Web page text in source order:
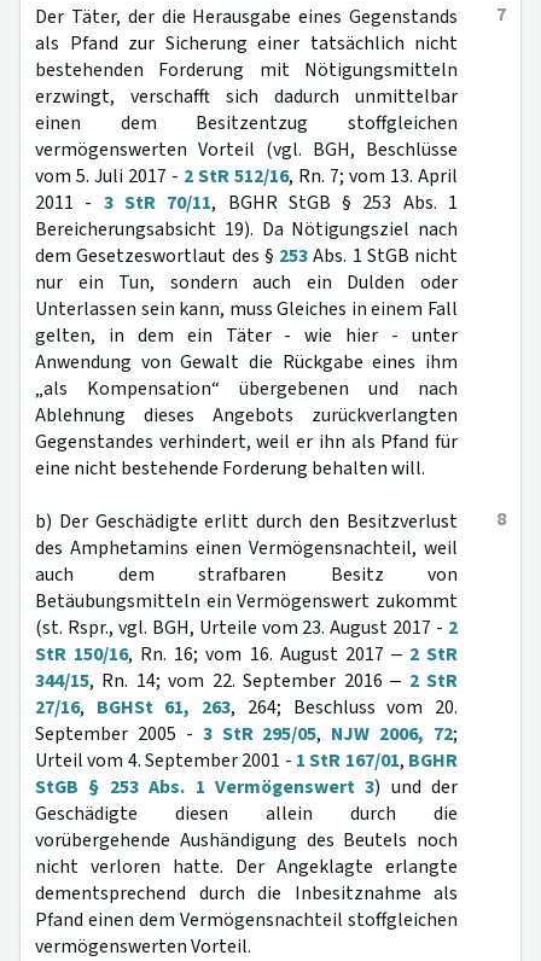
7
Der Täter, der die Herausgabe eines Gegenstands
als Pfand zur Sicherung einer tatsächlich nicht
bestehenden Forderung mit Nötigungsmitteln
erzwingt, verschafft sich dadurch unmittelbar
einen dem Besitzentzug stoffgleichen
vermögenswerten Vorteil (vgl. BGH, Beschlüsse
vom 5. Juli 2017 - 2 StR 512/16, Rn. 7; vom 13. April
2011 - 3 StR 70/11, BGHR StGB § 253 Abs. 1
Bereicherungsabsicht 19). Da Nötigungsziel nach
dem Gesetzeswortlaut des § 253Abs. 1 StGB nicht
nur ein Tun, sondern auch ein Dulden oder
Unterlassen sein kann, muss Gleiches in einem Fall
gelten, in dem ein Täter - wie hier - unter
Anwendung von Gewalt die Rückgabe eines ihm
„als Kompensation“ übergebenen und nach
Ablehnung dieses Angebots zurückverlangten
Gegenstandes verhindert, weil er ihn als Pfand für
eine nicht bestehende Forderung behalten will.
8
b) Der Geschädigte erlitt durch den Besitzverlust
des Amphetamins einen Vermögensnachteil, weil
auch dem strafbaren Besitz von
Betäubungsmitteln ein Vermögenswert zukommt
(st. Rspr., vgl. BGH, Urteile vom 23. August 2017 - 2
StR 150/16, Rn. 16; vom 16. August 2017 ‒ 2 StR
344/15, Rn. 14; vom 22. September 2016 ‒ 2 StR
27/16, BGHSt 61, 263, 264; Beschluss vom 20.
September 2005 - 3 StR 295/05, NJW 2006, 72;
Urteil vom 4. September 2001 - 1 StR 167/01, BGHR
StGB § 253 Abs. 1 Vermögenswert 3) und der
Geschädigte diesen allein durch die
vorübergehende Aushändigung des Beutels noch
nicht verloren hatte. Der Angeklagte erlangte
dementsprechend durch die Inbesitznahme als
Pfand einen dem Vermögensnachteil stoffgleichen
vermögenswerten Vorteil.